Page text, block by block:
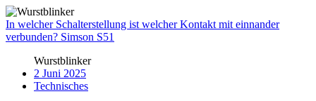
In welcher Schalterstellung ist welcher Kontakt mit einnander
verbunden? Simson S51
Wurstblinker
2 Juni 2025
Technisches